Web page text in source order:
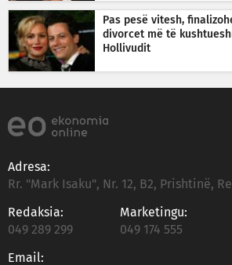
Pas pesë vitesh,
divorcet më të
Hollivudit
Adresa:
Rr. "Mark Isaku", Nr. 12, B2, Prishtinë,
Redaksia:
049 289 299
Marketingu:
049 174 555
Email: